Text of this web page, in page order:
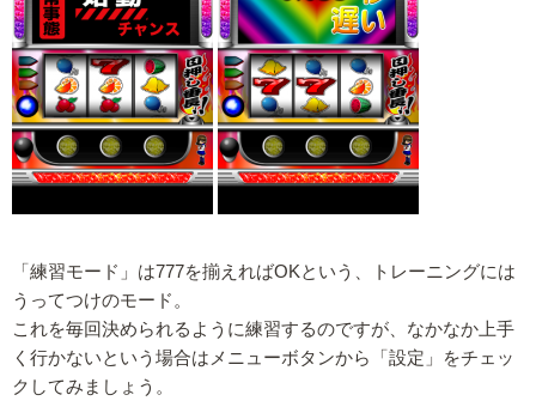
「練習モード」は777を揃えればOKという、トレーニングには
うってつけのモード。
これを毎回決められるように練習するのですが、なかなか上手
く行かないという場合はメニューボタンから「設定」をチェッ
クしてみましょう。